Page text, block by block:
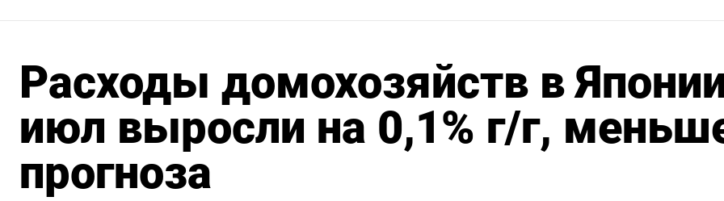
Расходы домохозяйств в
июл выросли на 0,1% г/г,
прогноза